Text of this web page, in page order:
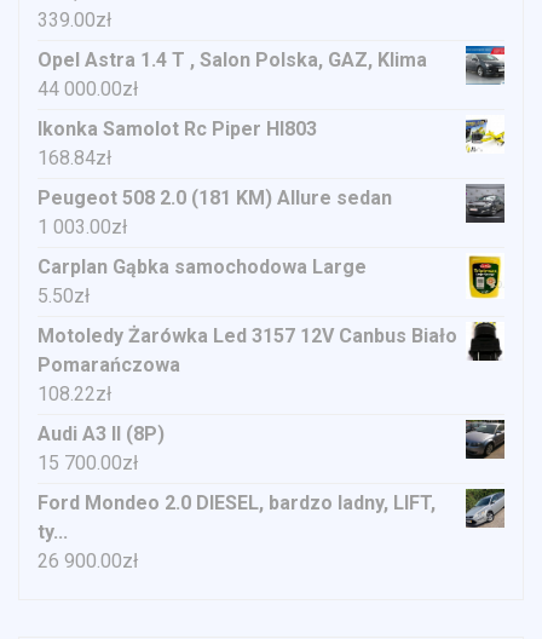
339.00zł
Opel Astra 1.4 T , Salon Polska, GAZ, Klima
44 000.00zł
Ikonka Samolot Rc Piper Hl803
168.84zł
Peugeot 508 2.0 (181 KM) Allure sedan
1 003.00zł
Carplan Gąbka samochodowa Large
5.50zł
Motoledy Żarówka Led 3157 12V Canbus Biało
Pomarańczowa
108.22zł
Audi A3 II (8P)
15 700.00zł
Ford Mondeo 2.0 DIESEL, bardzo ladny, LIFT,
ty...
26 900.00zł